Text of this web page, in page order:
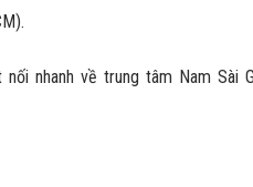
nhanh về trung tâm Nam Sài